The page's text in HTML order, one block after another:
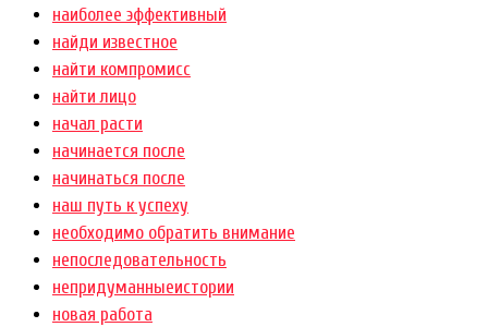
наиболее эффективный
найди известное
найти компромисс
найти лицо
начал расти
начинается после
начинаться после
наш путь к успеху
необходимо обратить внимание
непоследовательность
непридуманныеистории
новая работа